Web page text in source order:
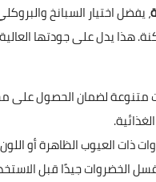
، يفضل اختيار السبانخ
هذا يدل على جودتها
متنوعة لضمان الحصول
ذات العيوب الظاهرة أو
الخضروات جيدًا قبل